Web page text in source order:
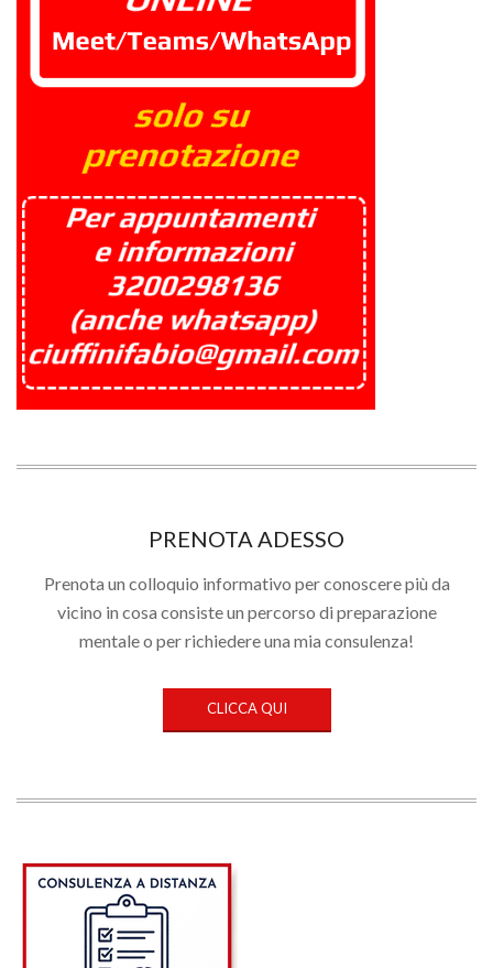
PRENOTA ADESSO
Prenota un colloquio informativo per conoscere più da
vicino in cosa consiste un percorso di preparazione
mentale o per richiedere una mia consulenza!
CLICCA QUI